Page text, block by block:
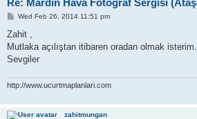
Re: Mardin Hava Fotoğraf Sergisi
P
s
Wed Feb 26, 2014 11:51 pm
Zahit ,
Mutlaka açılıştan itibaren oradan olmak isterim.
Sevgiler
http://www.ucurtmaplanlari.com
zahitmungan